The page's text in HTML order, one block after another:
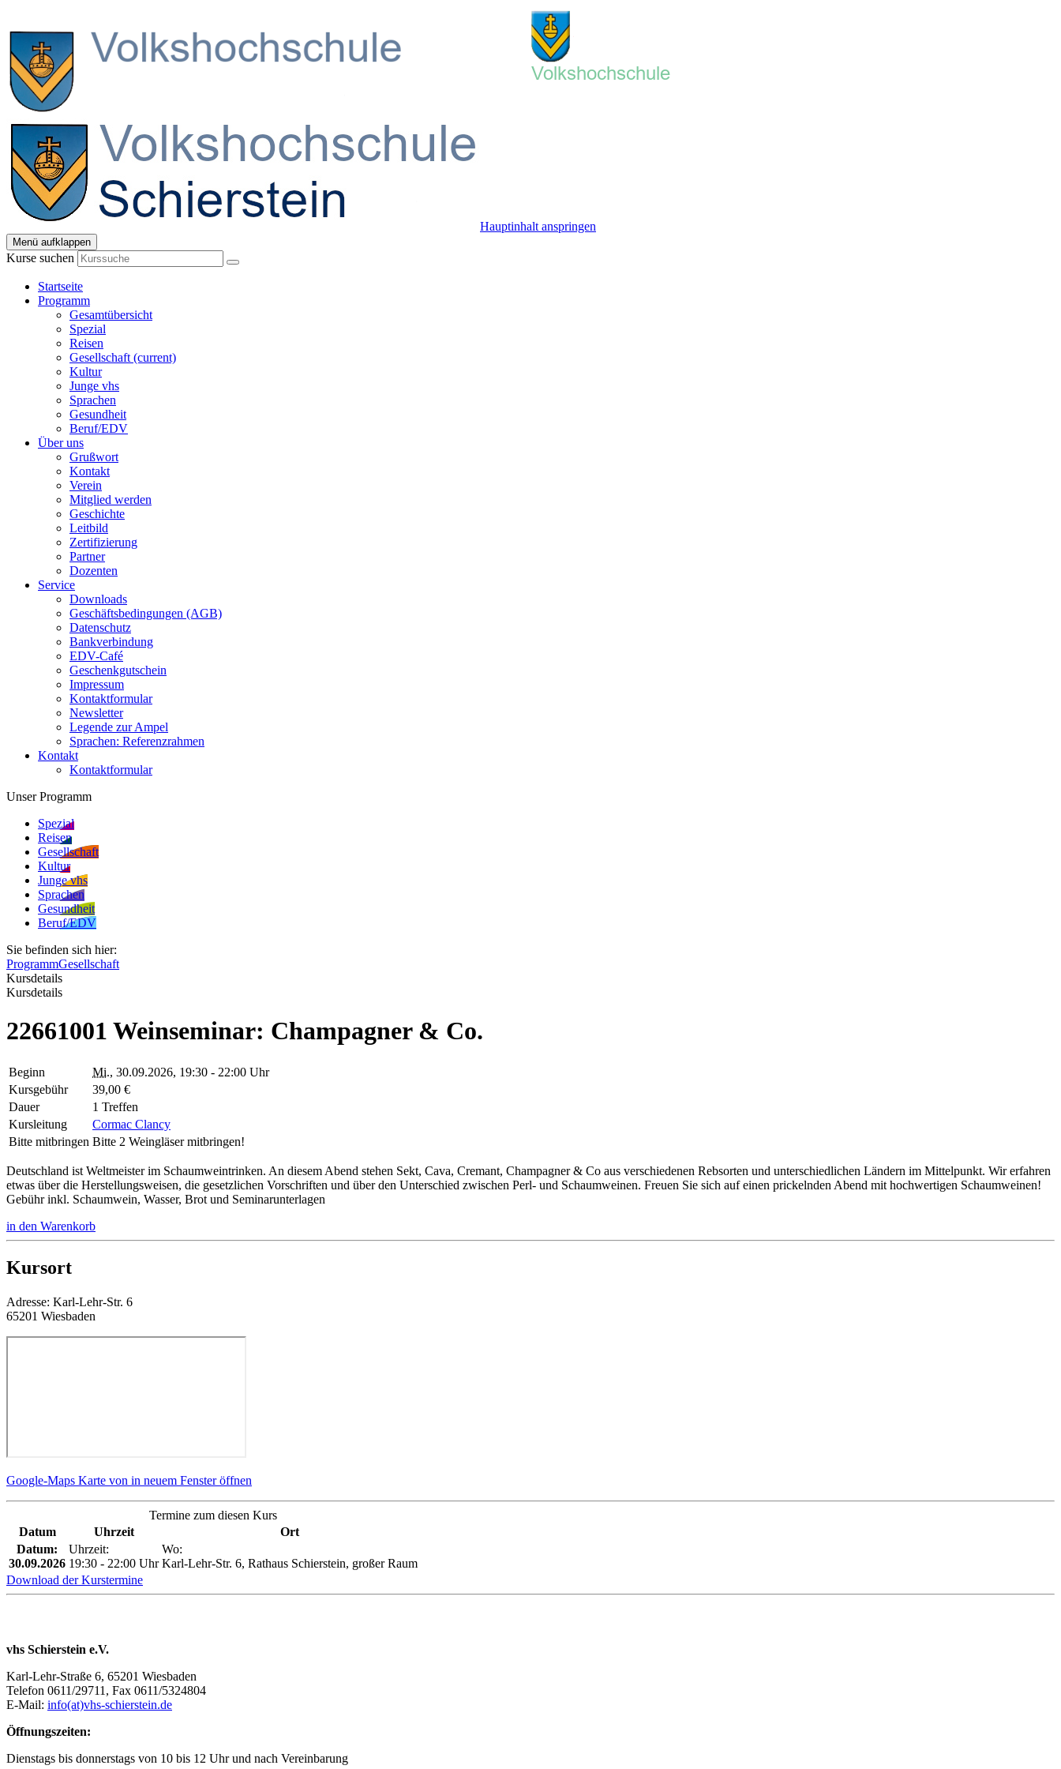
Hauptinhalt anspringen
Menü aufklappen
Kurse suchen
Startseite
Programm
Gesamtübersicht
Spezial
Reisen
Gesellschaft (current)
Kultur
Junge vhs
Sprachen
Gesundheit
Beruf/EDV
Über uns
Grußwort
Kontakt
Verein
Mitglied werden
Geschichte
Leitbild
Zertifizierung
Partner
Dozenten
Service
Downloads
Geschäftsbedingungen (AGB)
Datenschutz
Bankverbindung
EDV-Café
Geschenkgutschein
Impressum
Kontaktformular
Newsletter
Legende zur Ampel
Sprachen: Referenzrahmen
Kontakt
Kontaktformular
Unser Programm
Spezial
Reisen
Gesellschaft
Kultur
Junge vhs
Sprachen
Gesundheit
Beruf/EDV
Sie befinden sich hier:
ProgrammGesellschaft
Kursdetails
Kursdetails
22661001 Weinseminar: Champagner & Co.
Beginn Mi., 30.09.2026, 19:30 - 22:00 Uhr
Kursgebühr
39,00 €
Dauer
1 Treffen
Kursleitung
Cormac Clancy
Bitte mitbringen Bitte 2 Weingläser mitbringen!
Deutschland ist Weltmeister im Schaumweintrinken. An diesem Abend stehen Sekt, Cava, Cremant, Champagner & Co aus verschiedenen Rebsorten und unterschiedlichen Ländern im Mittelpunkt. Wir erfahren
etwas über die Herstellungsweisen, die gesetzlichen Vorschriften und über den Unterschied zwischen Perl- und Schaumweinen. Freuen Sie sich auf einen prickelnden Abend mit hochwertigen Schaumweinen!
Gebühr inkl. Schaumwein, Wasser, Brot und Seminarunterlagen
in den Warenkorb
Kursort
Adresse: Karl-Lehr-Str. 6
65201 Wiesbaden
Google-Maps Karte von in neuem Fenster öffnen
Termine zum diesen Kurs
Datum
Uhrzeit
Ort
Datum:
30.09.2026
Uhrzeit:
19:30 - 22:00 Uhr
Wo:
Karl-Lehr-Str. 6, Rathaus Schierstein, großer Raum
Download der Kurstermine
vhs Schierstein e.V.
Karl-Lehr-Straße 6, 65201 Wiesbaden
Telefon 0611/29711, Fax 0611/5324804
E-Mail: info(at)vhs-schierstein.de
Öffnungszeiten:
Dienstags bis donnerstags von 10 bis 12 Uhr und nach Vereinbarung